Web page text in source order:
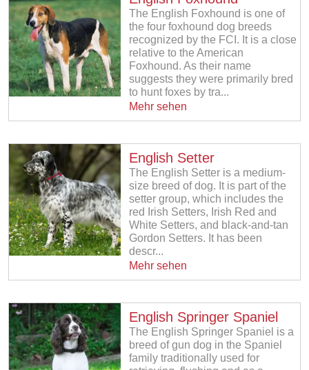
The English Foxhound is one of
the four foxhound dog breeds
recognized by the FCI. It is a close
relative to the American
Foxhound. As their name
suggests they were primarily bred
to hunt foxes by tra...
Mehr sehen
English Setter
The English Setter is a medium-
size breed of dog. It is part of the
setter group, which includes the
red Irish Setters, Irish Red and
White Setters, and black-and-tan
Gordon Setters. It has been
descr...
Mehr sehen
English Springer Spaniel
The English Springer Spaniel is a
breed of gun dog in the Spaniel
family traditionally used for